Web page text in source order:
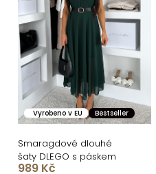
Vyrobeno v EU Bestseller
Smaragdové dlouhé
šaty DLEGO s páskem
989 Kč